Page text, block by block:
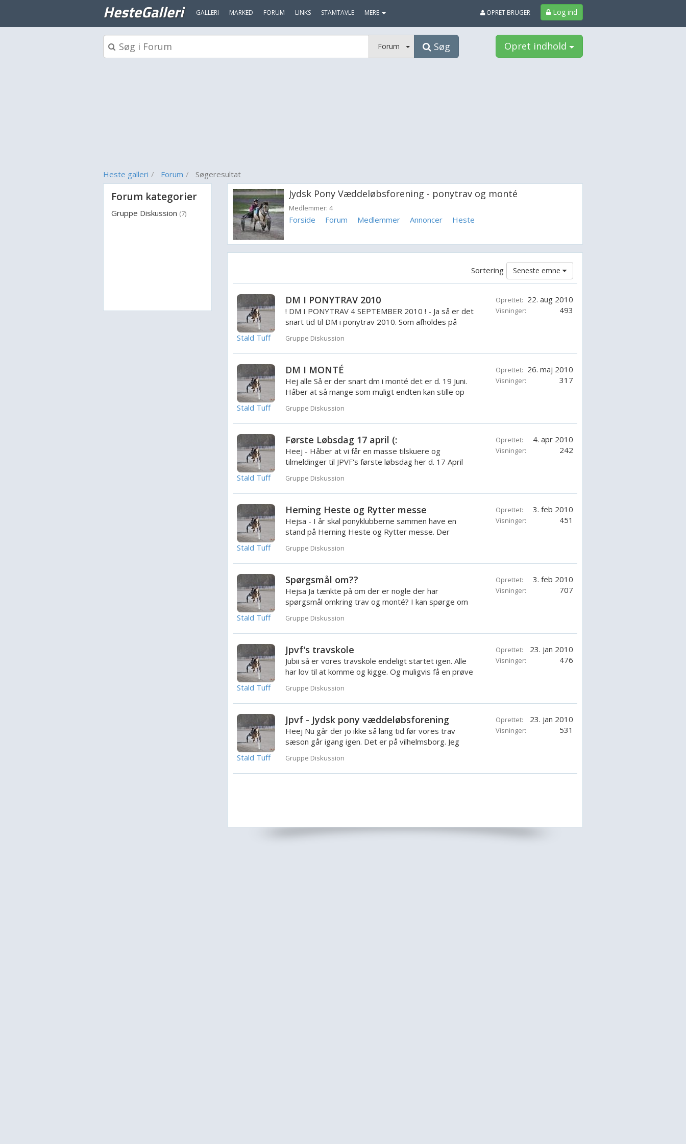
HesteGalleri GALLERI MARKED FORUM LINKS STAMTAVLE MERE Log ind
OPRET BRUGER
Forum Søg Opret indhold
Heste galleri Forum Søgeresultat
Forum kategorier
Gruppe Diskussion (7)
Jydsk Pony Væddeløbsforening - ponytrav og monté
Medlemmer: 4
Forside Forum Medlemmer Annoncer Heste
Seneste emne
Sortering
Stald Tuff
DM I PONYTRAV 2010
! DM I PONYTRAV 4 SEPTEMBER 2010 ! - Ja så er det
snart tid til DM i ponytrav 2010. Som afholdes på
Gruppe Diskussion
Oprettet: 22. aug 2010
Visninger: 493
Stald Tuff
DM I MONTÉ
Hej alle Så er der snart dm i monté det er d. 19 Juni.
Håber at så mange som muligt endten kan stille op
Gruppe Diskussion
Oprettet: 26. maj 2010
Visninger: 317
Stald Tuff
Første Løbsdag 17 april (:
Heej - Håber at vi får en masse tilskuere og
tilmeldinger til JPVF's første løbsdag her d. 17 April
Gruppe Diskussion
Oprettet: 4. apr 2010
Visninger: 242
Stald Tuff
Herning Heste og Rytter messe
Hejsa - I år skal ponyklubberne sammen have en
stand på Herning Heste og Rytter messe. Der
Gruppe Diskussion
Oprettet: 3. feb 2010
Visninger: 451
Stald Tuff
Spørgsmål om??
Hejsa Ja tænkte på om der er nogle der har
spørgsmål omkring trav og monté? I kan spørge om
Gruppe Diskussion
Oprettet: 3. feb 2010
Visninger: 707
Stald Tuff
Jpvf's travskole
Jubii så er vores travskole endeligt startet igen. Alle
har lov til at komme og kigge. Og muligvis få en prøve
Gruppe Diskussion
Oprettet: 23. jan 2010
Visninger: 476
Stald Tuff
Jpvf - Jydsk pony væddeløbsforening
Heej Nu går der jo ikke så lang tid før vores trav
sæson går igang igen. Det er på vilhelmsborg. Jeg
Gruppe Diskussion
Oprettet: 23. jan 2010
Visninger: 531